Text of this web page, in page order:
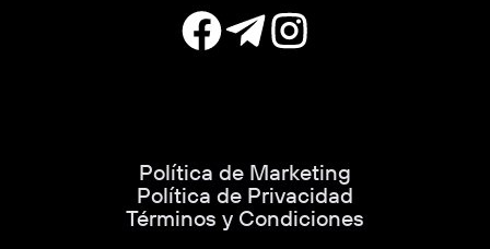
los recursos educativos de Olymptrade
que su mentalidad empezó a cambiar.
algo negativo en sí mismo.
Simplemente estaba mal entendida.
Política de Marketing
Política de Privacidad
Términos y Condiciones